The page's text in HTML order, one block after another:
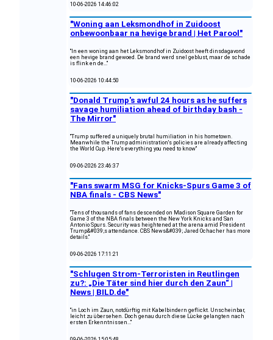
10-06-2026 14:46:02
"Woning aan Leksmondhof in Zuidoost
onbewoonbaar na hevige brand | Het Parool"
"In een woning aan het Leksmondhof in Zuidoost heeft dinsdagavond
een hevige brand gewoed. De brand werd snel geblust, maar de schade
is flink en de..."
10-06-2026 10:44:50
"Donald Trump's awful 24 hours as he suffers
savage humiliation ahead of birthday bash -
The Mirror"
"Trump suffered a uniquely brutal humiliation in his hometown.
Meanwhile the Trump administration's policies are already affecting
the World Cup. Here's everything you need to know"
09-06-2026 23:46:37
"Fans swarm MSG for Knicks-Spurs Game 3 of
NBA finals - CBS News"
"Tens of thousands of fans descended on Madison Square Garden for
Game 3 of the NBA finals between the New York Knicks and San
Antonio Spurs. Security was heightened at the arena amid President
Trump&#039;s attendance. CBS News&#039; Jared Ochacher has more
details."
09-06-2026 17:11:21
"Schlugen Strom-Terroristen in Reutlingen
zu?: „Die Täter sind hier durch den Zaun“ |
News | BILD.de"
"in Loch im Zaun, notdürftig mit Kabelbindern geflickt. Unscheinbar,
leicht zu übersehen. Doch genau durch diese Lücke gelangten nach
ersten Erkenntnissen..."